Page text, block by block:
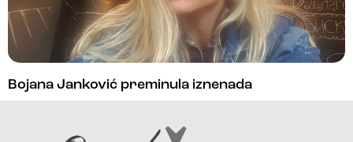
Bojana Janković preminula iznenada